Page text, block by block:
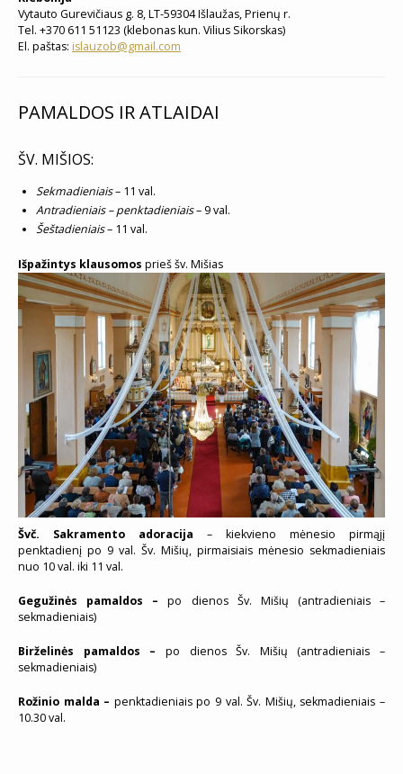
Vytauto Gurevičiaus g. 8, LT-59304 Išlaužas, Prienų r.
Tel. +370 611 51123 (klebonas kun. Vilius Sikorskas)
El. paštas: islauzob@gmail.com
PAMALDOS IR ATLAIDAI
ŠV. MIŠIOS:
Sekmadieniais– 11 val.
Antradieniais – penktadieniais– 9 val.
Šeštadieniais– 11 val.
Išpažintys klausomos prieš šv. Mišias
Švč. Sakramento adoracija – kiekvieno mėnesio pirmąjį
penktadienį po 9 val. Šv. Mišių, pirmaisiais mėnesio sekmadieniais
nuo 10 val. iki 11 val.
Gegužinės pamaldos –po dienos Šv. Mišių (antradieniais –
sekmadieniais)
Birželinės pamaldos – po dienos Šv. Mišių (antradieniais –
sekmadieniais)
Rožinio malda – penktadieniais po 9 val. Šv. Mišių, sekmadieniais –
10.30 val.